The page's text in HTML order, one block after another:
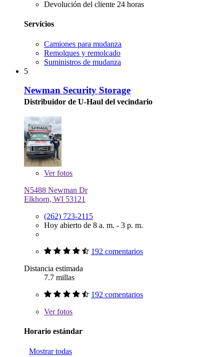
Devolución del cliente 24 horas
Servicios
Camiones para mudanza
Remolques y remolcado
Suministros de mudanza
5
Newman Security Storage
Distribuidor de U-Haul del vecindario
Verfotos
N5488 Newman Dr
Elkhorn, WI 53121
(262) 723-2115
Hoy abierto de 8 a. m. - 3 p. m.
192 comentarios
Distancia estimada
7.7 millas
192 comentarios
Verfotos
Horario estándar
Mostrar todas